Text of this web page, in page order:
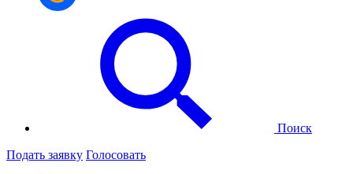
Поиск
Подать заявку Голосовать